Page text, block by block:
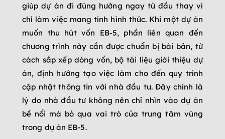
giúp dự án đi đúng hướng ngay từ đầu thay vì
chỉ làm việc mang tính hình thức. Khi một dự án
muốn thu hút vốn EB-5, phần liên quan đến
chương trình này cần được chuẩn bị bài bản, từ
cách sắp xếp dòng vốn, bộ tài liệu giới thiệu dự
án, định hướng tạo việc làm cho đến quy trình
cập nhật thông tin với nhà đầu tư. Đây chính là
lý do nhà đầu tư không nên chỉ nhìn vào dự án
bề nổi mà bỏ qua vai trò của trung tâm vùng
trong dự án EB-5.